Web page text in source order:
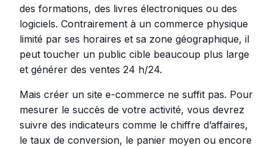
des formations, des livres électroniques ou des
logiciels. Contrairement à un commerce physique
limité par ses horaires et sa zone géographique, il
peut toucher un public cible beaucoup plus large
et générer des ventes 24 h/24.
Mais créer un site e-commerce ne suffit pas. Pour
mesurer le succès de votre activité, vous devrez
suivre des indicateurs comme le chiffre d’affaires,
le taux de conversion, le panier moyen ou encore